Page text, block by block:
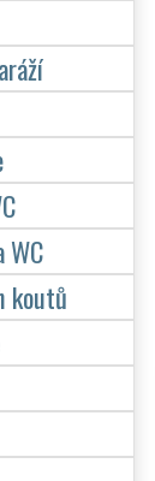
WC
koutů